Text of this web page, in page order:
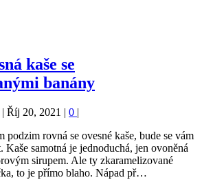
kaše se
banány
| Říj 20, 2021 | 0 |
podzim rovná se ovesné kaše, bude se vám
Kaše samotná je jednoduchá, jen ovoněná
sirupem. Ale ty zkaramelizované
to je přímo blaho. Nápad př…